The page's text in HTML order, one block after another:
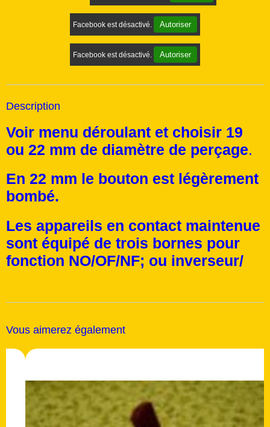
Facebook est désactivé. Autoriser
Facebook est désactivé. Autoriser
Description
Voir menu déroulant et choisir 19
ou 22 mm de diamètre de perçage.
En 22 mm le bouton est légèrement
bombé.
Les appareils en contact maintenue
sont équipé de trois bornes pour
fonction NO/OF/NF; ou inverseur/
Vous aimerez également